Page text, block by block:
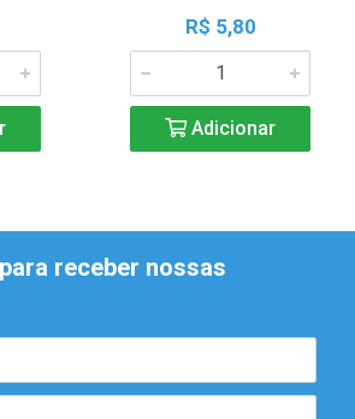
R$ 5,80
Adicionar
receber nossas